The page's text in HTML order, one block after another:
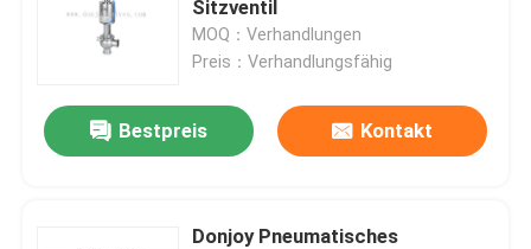
Winkelsitzventil
Sanitäre Globusventile
Sitzventil
MOQ：Verhandlungen
Preis：Verhandlungsfähig
Bestpreis Kontakt
Donjoy Pneumatisches